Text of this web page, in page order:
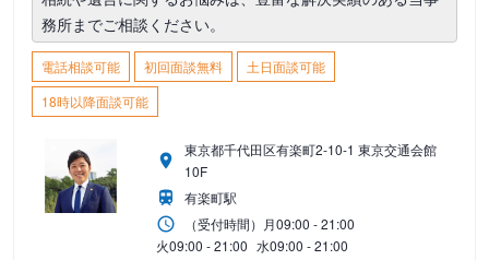
務所までご相談ください。
電話相談可能 初回面談無料
土日面談可能
18時以降面談可能
東京都千代田区有楽町2-10-1 東京交通会館
10F
有楽町駅
（受付時間） 月09:00 - 21:00
火09:00 - 21:00 水09:00 - 21:00